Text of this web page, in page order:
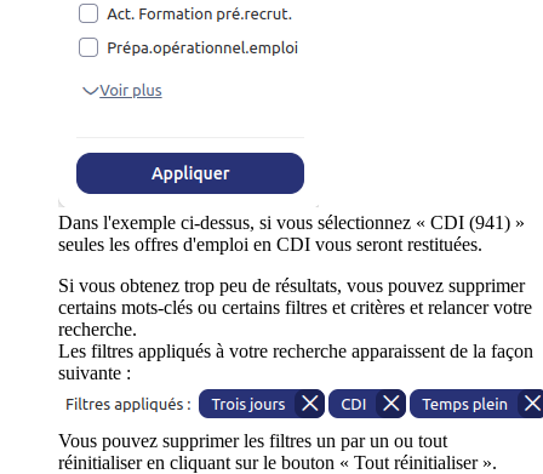
Dans l'exemple ci-dessus, si vous sélectionnez « CDI (941) »
seules les offres d'emploi en CDI vous seront restituées.
Si vous obtenez trop peu de résultats, vous pouvez supprimer
certains mots-clés ou certains filtres et critères et relancer votre
recherche.
Les filtres appliqués à votre recherche apparaissent de la façon
suivante :
Vous pouvez supprimer les filtres un par un ou tout
réinitialiser en cliquant sur le bouton « Tout réinitialiser ».